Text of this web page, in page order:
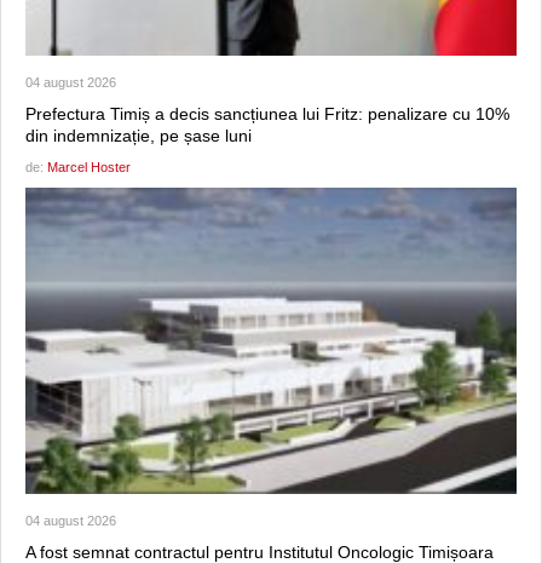
04 august 2026
Prefectura Timiș a decis sancțiunea lui Fritz: penalizare cu 10%
din indemnizație, pe șase luni
de: Marcel Hoster
04 august 2026
A fost semnat contractul pentru Institutul Oncologic Timișoara